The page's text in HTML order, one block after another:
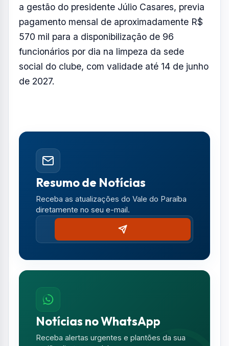
Resumo de Notícias
Receba as atualizações do Vale do Paraíba
diretamente no seu e-mail.
Notícias no WhatsApp
Receba alertas urgentes e plantões da sua
região direto no celular.
SEGUIR CANAL OFICIAL
Comentários (0)
Nenhum comentário publicado ainda. Seja o